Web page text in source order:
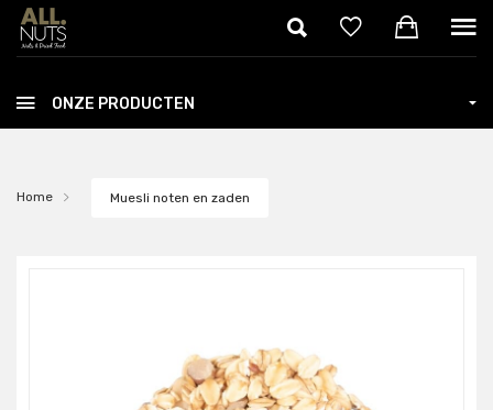
Skip to main content
ONZE PRODUCTEN
Home Muesli noten en zaden